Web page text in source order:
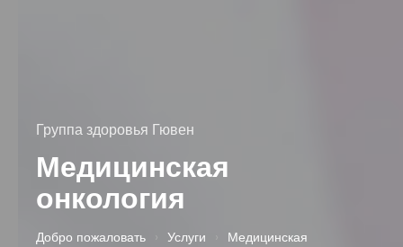
Группа здоровья Гювен
Медицинская
онкология
Добро пожаловать Услуги
Медицинская